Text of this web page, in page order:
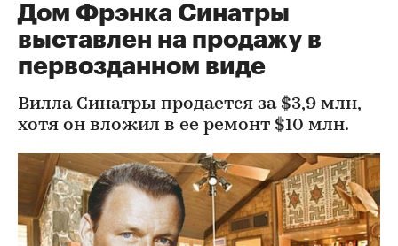
Дом Фрэнка Синатры
выставлен на продажу в
первозданном виде
Вилла Синатры продается за $3,9 млн,
хотя он вложил в ее ремонт $10 млн.